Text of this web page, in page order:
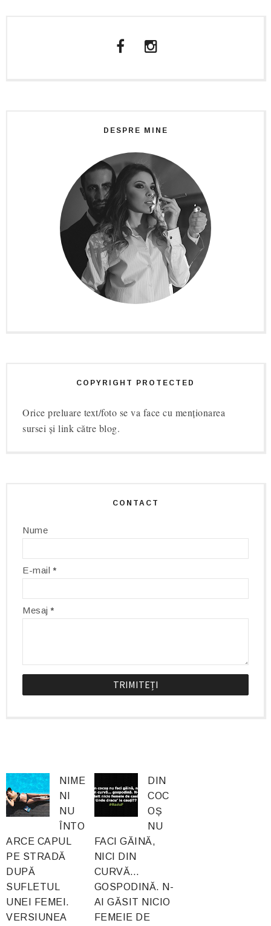
DESPRE MINE
COPYRIGHT PROTECTED
Orice preluare text/foto se va face cu menționarea
sursei și link către blog.
CONTACT
Nume
E-mail*
Mesaj*
NIME
NI
NU
ÎNTO
ARCE CAPUL
PE STRADĂ
DUPĂ
SUFLETUL
UNEI FEMEI.
VERSIUNEA
DIN
COC
OȘ
NU
FACI GĂINĂ,
NICI DIN
CURVĂ…
GOSPODINĂ. N-
AI GĂSIT NICIO
FEMEIE DE